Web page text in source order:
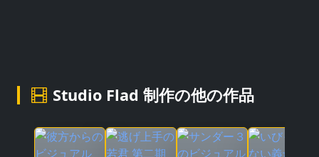
Studio Flad 制作の他の作品